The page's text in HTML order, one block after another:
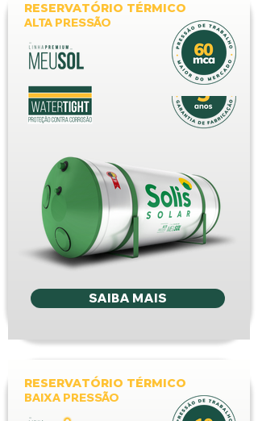
RESERVATÓRIO TÉRMICO
ALTA PRESSÃO
SAIBA MAIS
RESERVATÓRIO TÉRMICO
BAIXA PRESSÃO